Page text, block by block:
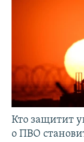
Кто защитит
о ПВО